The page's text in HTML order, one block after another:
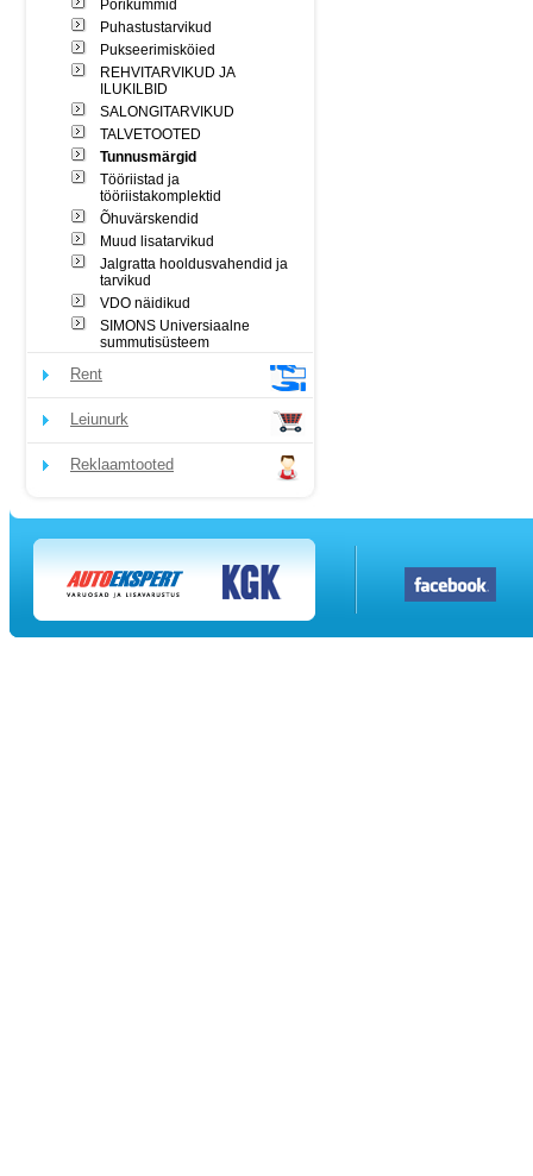
Porikummid
Puhastustarvikud
Pukseerimisköied
REHVITARVIKUD JA
ILUKILBID
SALONGITARVIKUD
TALVETOOTED
Tunnusmärgid
Tööriistad ja
tööriistakomplektid
Õhuvärskendid
Muud lisatarvikud
Jalgratta hooldusvahendid ja
tarvikud
VDO näidikud
SIMONS Universiaalne
summutisüsteem
Rent
Leiunurk
Reklaamtooted